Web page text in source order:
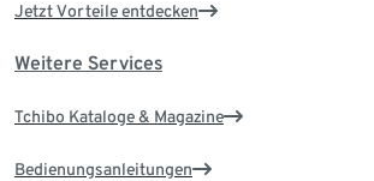
Jetzt Vorteile entdecken
Weitere Services
Tchibo Kataloge & Magazine
Bedienungsanleitungen